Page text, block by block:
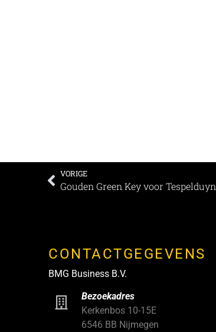
VORIGE
Gouden Green Key voor Tespelduyn
CONTACTGEGEVENS
BMG Business B.V.
Bezoekadres
Kerkenbos 10-15E
6546 BB Nijmegen